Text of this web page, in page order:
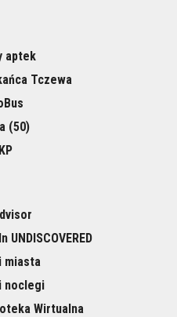
aptek
Tczewa
(50)
UNDISCOVERED
miasta
noclegi
Wirtualna